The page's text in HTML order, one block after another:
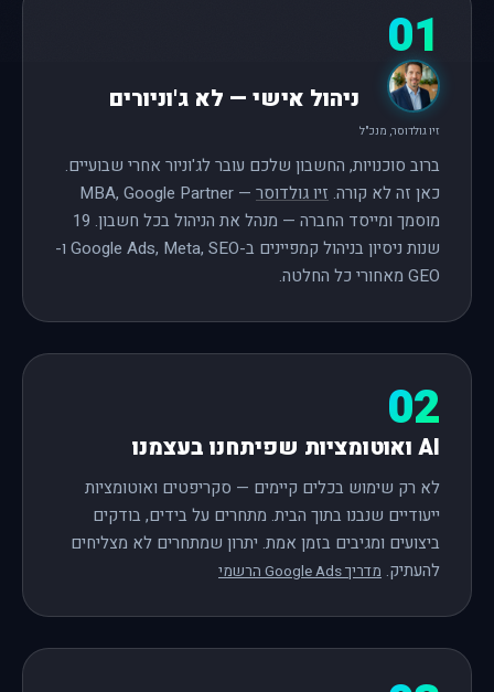
01
זיו גולדוסר, מנכ"ל
ניהול אישי — לא ג'וניורים
ברוב סוכנויות, החשבון שלכם עובר לג'וניור אחרי שבועיים.
כאן זה לא קורה. זיו גולדוסר
— MBA, Google Partner
מוסמך ומייסד החברה — מנהל את הניהול בכל חשבון. 19
שנות ניסיון בניהול קמפיינים ב-Google Ads, Meta, SEO ו-
GEO מאחורי כל החלטה.
02
AI ואוטומציות שפיתחנו בעצמנו
לא רק שימוש בכלים קיימים — סקריפטים ואוטומציות
ייעודיים שנבנו בתוך הבית. מתחרים על בידים, בודקים
ביצועים ומגיבים בזמן אמת. יתרון שמתחרים לא מצליחים
להעתיק. מדריך Google Ads הרשמי